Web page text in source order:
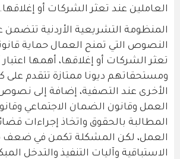
العاملين عند تعثر الشركات أو إغلاقها.
المنظومة التشريعية الأردنية تتضمن
النصوص التي تمنح العمال حماية
تعثر الشركات أو إغلاقها، أهمها
ومستحقاتهم ديونا ممتازة تتقدم على
الأخرى عند التصفية، إضافة إلى
العمل وقانون الضمان الاجتماعي
المطالبة بالحقوق واتخاذ إجراءات
العمل، لكن المشكلة تكمن في ضعف
الاستباقية وآليات التنفيذ والتدخل